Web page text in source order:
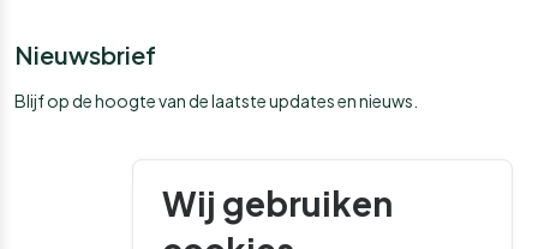
Wij gebruiken
Nieuwsbrief
Blijf op de hoogte van de laatste updates en nieuws.